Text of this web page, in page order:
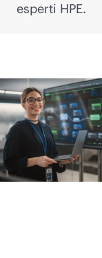
esperti HPE.